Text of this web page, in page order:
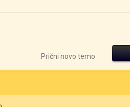
Prični novo temo